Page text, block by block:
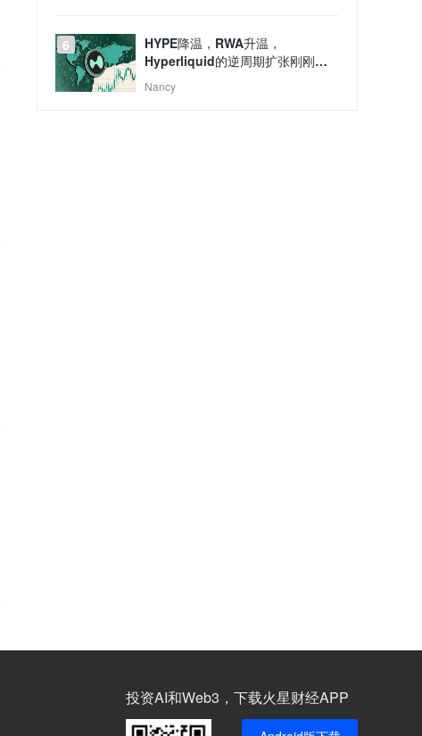
6
HYPE降温，RWA升温，
Hyperliquid的逆周期扩张刚刚开
始？
Nancy
投资AI和Web3，下载火星财经APP